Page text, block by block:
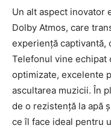
Un alt aspect inovator
Dolby Atmos, care
experiență captivantă,
Telefonul vine echipat
optimizate, excelente
ascultarea muzicii. În
de o rezistență la apă
ce îl face ideal pentru